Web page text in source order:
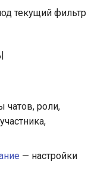
текущий фильтр
чатов, роли,
— настройки